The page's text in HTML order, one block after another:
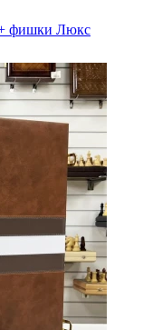
фишки Люкс